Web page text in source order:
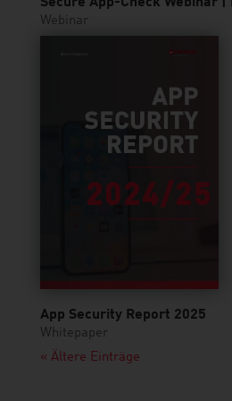
Webinar
App Security Report 2025
Whitepaper
« Ältere Einträge